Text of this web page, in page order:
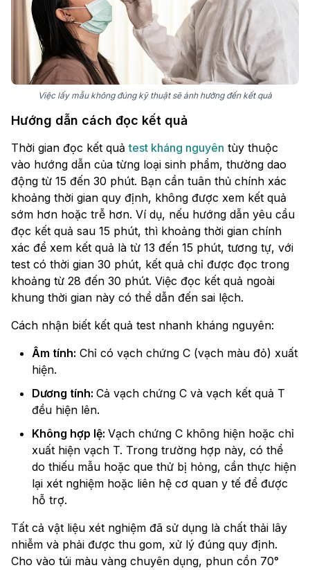
Việc lấy mẫu không đúng kỹ thuật sẽ ảnh hưởng đến kết quả
Hướng dẫn cách đọc kết quả
Thời gian đọc kết quảtest kháng nguyên tùy thuộc
vào hướng dẫn của từng loại sinh phẩm, thường dao
động từ 15 đến 30 phút. Bạn cần tuân thủ chính xác
khoảng thời gian quy định, không được xem kết quả
sớm hơn hoặc trễ hơn. Ví dụ, nếu hướng dẫn yêu cầu
đọc kết quả sau 15 phút, thì khoảng thời gian chính
xác để xem kết quả là từ 13 đến 15 phút, tương tự, với
test có thời gian 30 phút, kết quả chỉ được đọc trong
khoảng từ 28 đến 30 phút. Việc đọc kết quả ngoài
khung thời gian này có thể dẫn đến sai lệch.
Cách nhận biết kết quả test nhanh kháng nguyên:
Âm tính: Chỉ có vạch chứng C (vạch màu đỏ) xuất
hiện.
Dương tính: Cả vạch chứng C và vạch kết quả T
đều hiện lên.
Không hợp lệ: Vạch chứng C không hiện hoặc chỉ
xuất hiện vạch T. Trong trường hợp này, có thể
do thiếu mẫu hoặc que thử bị hỏng, cần thực hiện
lại xét nghiệm hoặc liên hệ cơ quan y tế để được
hỗ trợ.
Tất cả vật liệu xét nghiệm đã sử dụng là chất thải lây
nhiễm và phải được thu gom, xử lý đúng quy định.
Cho vào túi màu vàng chuyên dụng, phun cồn 70°